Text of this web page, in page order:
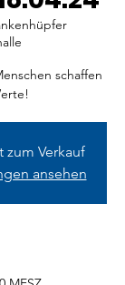
schaffen
zum Verkauf
ansehen